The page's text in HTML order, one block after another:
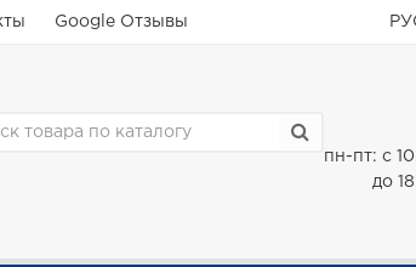
Google Отзывы
пн-пт: с
до